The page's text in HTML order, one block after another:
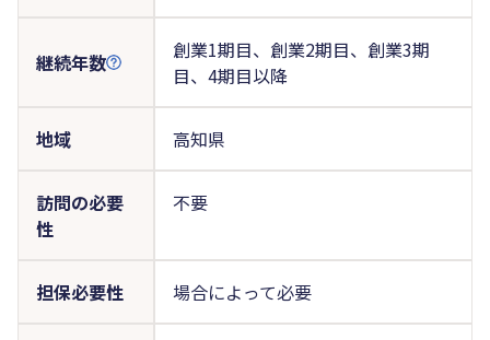
継続年数
創業1期目、創業2期目、創業3期
目、4期目以降
地域 高知県
訪問の必要
性
不要
担保必要性 場合によって必要